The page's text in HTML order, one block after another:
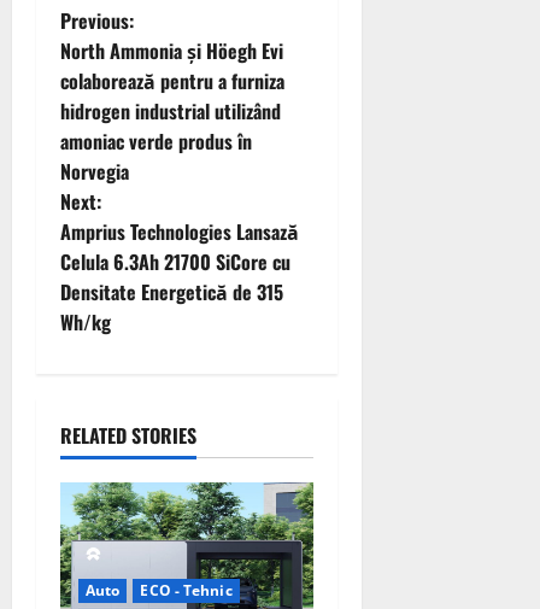
P
o
s
t
n
a
v
g
a
t
i
Previous:
North Ammonia și Höegh Evi
colaborează pentru a furniza
hidrogen industrial utilizând
amoniac verde produs în
Norvegia
Next:
Amprius Technologies Lansază
Celula 6.3Ah 21700 SiCore cu
Densitate Energetică de 315
Wh/kg
RELATED STORIES
Auto
ECO - Tehnic